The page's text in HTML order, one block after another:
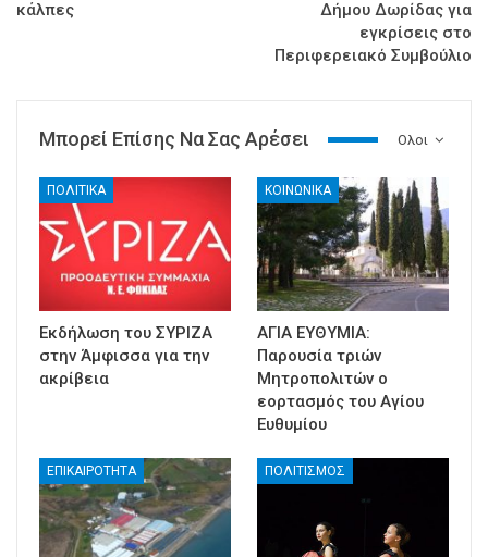
κάλπες
Δήμου Δωρίδας για
εγκρίσεις στο
Περιφερειακό Συμβούλιο
Ολοι
Μπορεί Επίσης Να Σας Αρέσει
ΠΟΛΙΤΙΚΑ
Εκδήλωση του ΣΥΡΙΖΑ
στην Άμφισσα για την
ακρίβεια
ΚΟΙΝΩΝΙΚΑ
ΑΓΙΑ ΕΥΘΥΜΙΑ:
Παρουσία τριών
Μητροπολιτών ο
εορτασμός του Αγίου
Ευθυμίου
ΕΠΙΚΑΙΡΟΤΗΤΑ ΠΟΛΙΤΙΣΜΟΣ